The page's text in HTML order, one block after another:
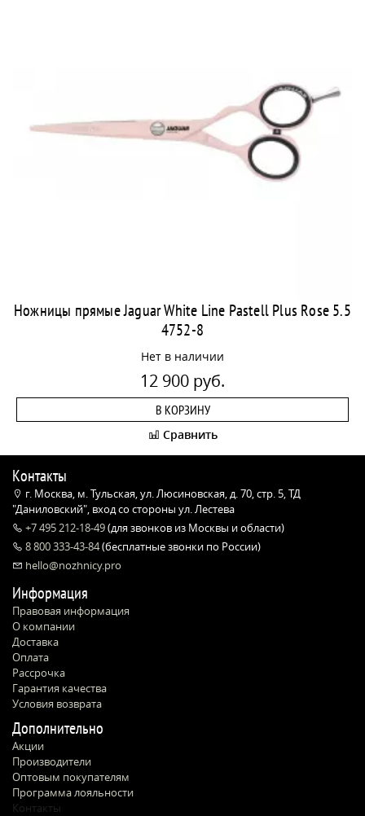
Ножницы прямые Jaguar White Line Pastell Plus Rose 5.5
4752-8
Нет в наличии
12 900 руб.
В КОРЗИНУ
Сравнить
Контакты
г. Москва, м. Тульская, ул. Люсиновская, д. 70, стр. 5, ТД
"Даниловский", вход со стороны ул. Лестева
+7 495 212-18-49(для звонков из Москвы и области)
8 800 333-43-84(бесплатные звонки по России)
hello@nozhnicy.pro
Информация
Правовая информация
О компании
Доставка
Оплата
Рассрочка
Гарантия качества
Условия возврата
Дополнительно
Акции
Производители
Оптовым покупателям
Программа лояльности
Контакты